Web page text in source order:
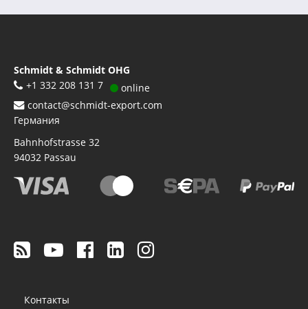
Schmidt & Schmidt OHG
+1 332 208 131 7
online
contact@schmidt-export.com
Германия
Bahnhofstrasse 32
94032 Passau
Контакты